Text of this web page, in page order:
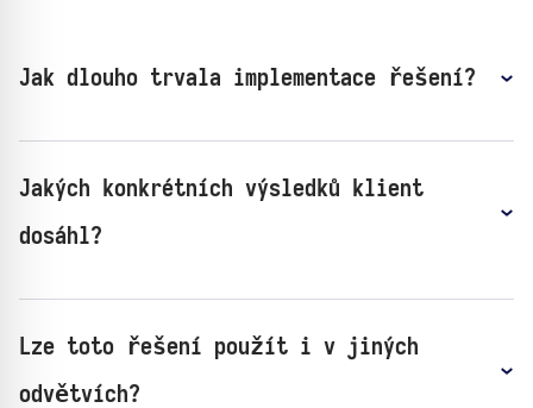
Jak dlouho trvala implementace řešení?
Jakých konkrétních výsledků klient
dosáhl?
Lze toto řešení použít i v jiných
odvětvích?